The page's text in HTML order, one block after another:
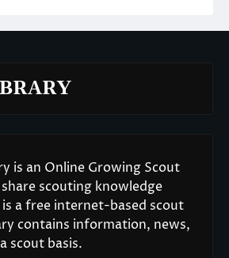
is an Online Growing Scout
scouting knowledge
a free internet-based scout
contains information, news,
scout basis.